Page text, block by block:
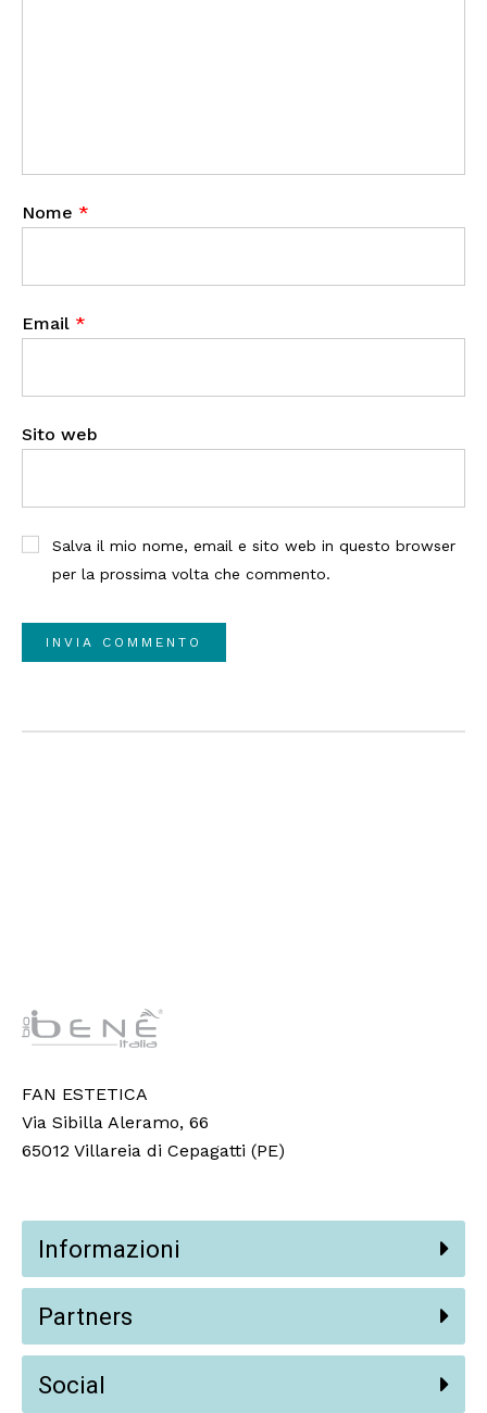
Nome *
Email *
Sito web
Salva il mio nome, email e sito web in questo browser
per la prossima volta che commento.
FAN ESTETICA
Via Sibilla Aleramo, 66
65012 Villareia di Cepagatti (PE)
Informazioni
Partners
Social